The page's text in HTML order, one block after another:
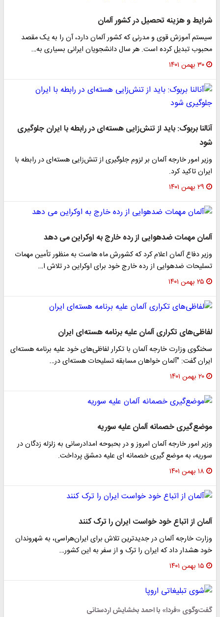
شرایط و هزینه تحصیل در کشور آلمان
سیستم آموزش قوی و مدرنی که کشور آلمان دارد، آن را به یک مقصد
محبوب تبدیل کرده است. هر سال دانشجویان ایرانی بسیاری به…
۳۰ بهمن ۱۴۰۱
آنالنا بربوک: باید از تنش‌زایی هسته‌ای در رابطه با ایران جلوگیری
شود
وزیر امور خارجه آلمان بر لزوم جلوگیری از تنش‌زایی هسته‌ای در رابطه با
ایران تاکید کرد.
۲۹ بهمن ۱۴۰۱
آلمان مهمات ضدهوایی از رده خارج به اوکراین می دهد
وزیر دفاع آلمان اعلام کرد که کشورش ماه هاست به منظور تأمین مهمات
تسلیحات ضدهوایی از رده خارج خود برای اوکراین در تلاش ا…
۲۵ بهمن ۱۴۰۱
لفاظی‌های تکراری آلمان علیه برنامه هسته‌ای ایران
سخنگوی وزارت خارجه آلمان با تکرار لفاظی‌های خود علیه برنامه هسته‌ای
ایران گفت: "آلمان خواهان مسابقه تسلیحات هسته‌ای در…
۲۰ بهمن ۱۴۰۱
موضع‌گیری خصمانه آلمان علیه سوریه
وزیر امور خارجه آلمان امروز و در بحبوحه امدادرسانی به زلزله زدگان در
سوریه، به موضع گیری خصمانه ای علیه دمشق پرداخت.
۱۸ بهمن ۱۴۰۱
آلمان از اتباع خود خواست ایران را ترک کنند
وزارت خارجه آلمان در جدیدترین تلاش برای ایران‌هراسی، به شهروندان
خود هشدار داد که ایران را ترک و از سفر به این کشور…
۱۵ بهمن ۱۴۰۱
گفت‌وگوی «فردا» با احمد بخشایش اردستانی